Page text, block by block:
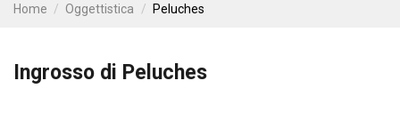
Home Oggettistica Peluches
Ingrosso di Peluches